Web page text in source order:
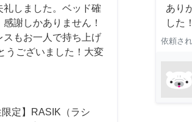
しました。ベッド確
謝しかありません！
もお一人で持ち上げ
うございました！大変
定】RASIK（ラシ
あり
した！
依頼さ